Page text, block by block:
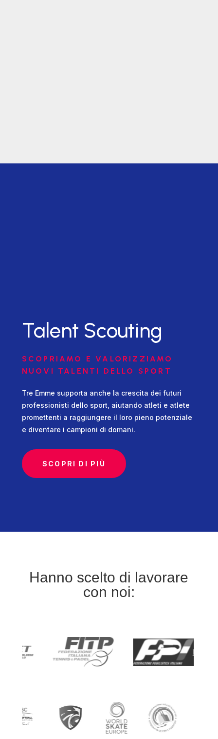
Talent Scouting
SCOPRIAMO E VALORIZZIAMO
NUOVI TALENTI DELLO SPORT
Tre Emme supporta anche la crescita dei futuri
professionisti dello sport, aiutando atleti e atlete
promettenti a raggiungere il loro pieno potenziale
e diventare i campioni di domani.
SCOPRI DI PIÙ
Hanno scelto di lavorare
con noi: